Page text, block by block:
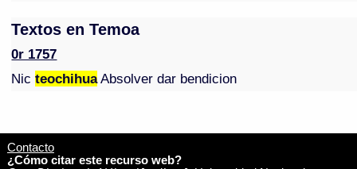
Textos en Temoa
0r 1757
NicteochihuaAbsolver dar bendicion
Contacto
¿Cómo citar este recurso web?